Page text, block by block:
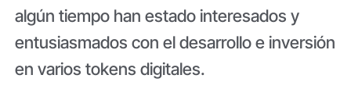
algún tiempo han estado interesados ​​y
entusiasmados con el desarrollo e inversión
en varios tokens digitales.